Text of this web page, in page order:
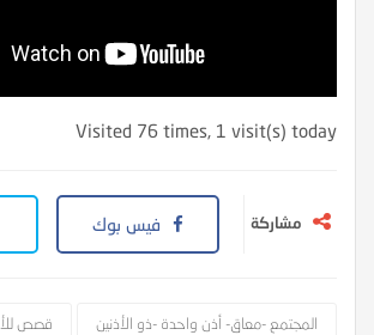
Visited 76 times, 1 visit(s) today
مشاركة فيس بوك
المجتمع -معاق- أذن واحدة -ذو الأذنين قصص